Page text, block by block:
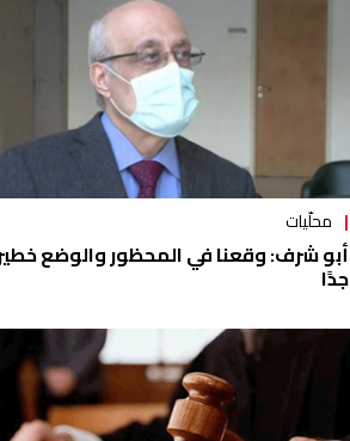
محلّيات
أبو شرف: وقعنا في المحظور والوضع
جدًا